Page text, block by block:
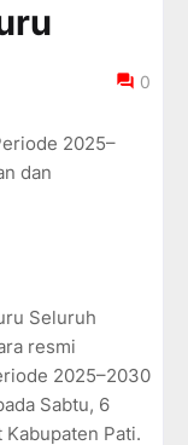
0
2025–
dan
Seluruh
resmi
2025–2030
Sabtu, 6
Pati.